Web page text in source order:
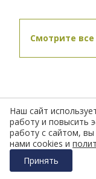
11.09.2013
Завершены
Завершены
24.07.2013
Завершены
Смотрите
Наш сайт
работу и повысить
работу с сайтом,
нами cookies и
Принять